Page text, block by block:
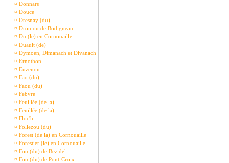
¤ Donnars
¤ Douce
¤ Dresnay (du)
¤ Droniou de Bodigneau
¤ Du (le) en Cornouaille
¤ Duault (de)
¤ Dymoen, Dimanach et Divanach
¤ Ernothon
¤ Euzenou
¤ Fao (du)
¤ Faou (du)
¤ Febvre
¤ Feuillée (de la)
¤ Feuillée (de la)
¤ Floc'h
¤ Follezou (du)
¤ Forest (de la) en Cornouaille
¤ Forestier (le) en Cornouaille
¤ Fou (du) de Bezidel
¤ Fou (du) de Pont-Croix